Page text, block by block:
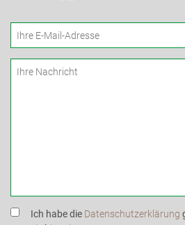
Ich habe die Datenschutzerklärung